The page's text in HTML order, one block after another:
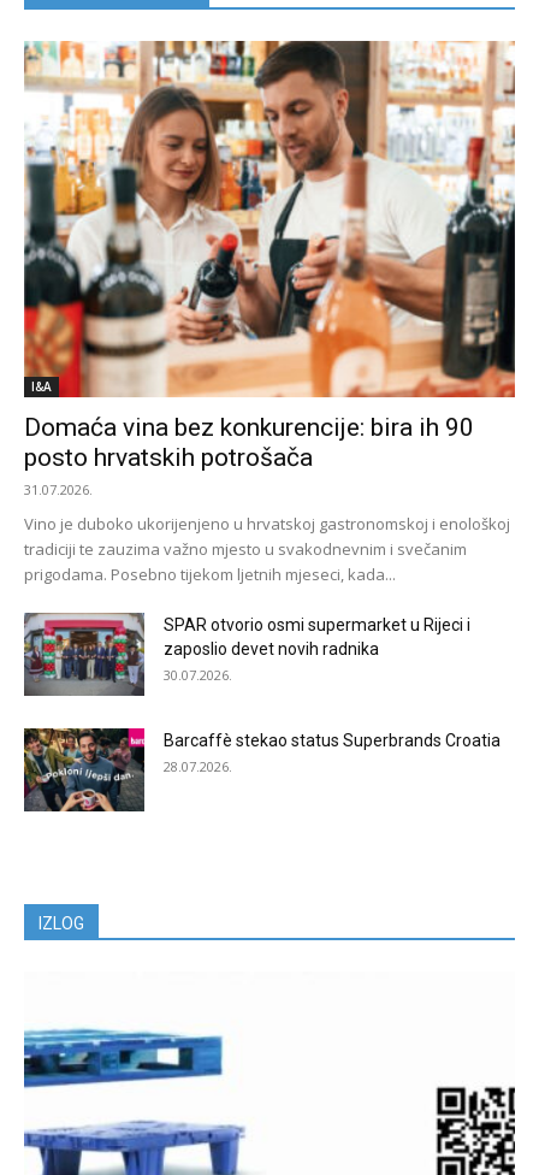
I&A
Domaća vina bez konkurencije: bira ih 90
posto hrvatskih potrošača
31.07.2026.
Vino je duboko ukorijenjeno u hrvatskoj gastronomskoj i enološkoj
tradiciji te zauzima važno mjesto u svakodnevnim i svečanim
prigodama. Posebno tijekom ljetnih mjeseci, kada...
SPAR otvorio osmi supermarket u Rijeci i
zaposlio devet novih radnika
30.07.2026.
Barcaffè stekao status Superbrands Croatia
28.07.2026.
IZLOG